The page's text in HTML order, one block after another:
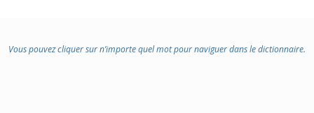
Vous pouvez cliquer sur n’importe quel mot pour naviguer dans le dictionnaire.